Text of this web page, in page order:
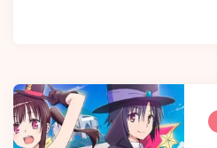
Post
navigation